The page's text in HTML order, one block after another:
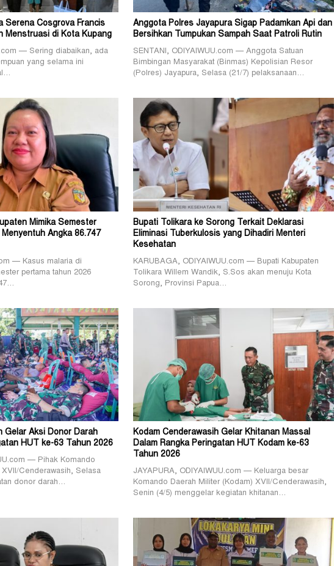
Serena Cosgrova Francis
Menstruasi di Kota Kupang
— Sering diabaikan, ada
yang selama ini
Anggota Polres Jayapura Sigap Padamkan Api dan
Bersihkan Tumpukan Sampah Saat Patroli Rutin
SENTANI, ODIYAIWUU.com — Anggota Satuan
Bimbingan Masyarakat (Binmas) Kepolisian Resor
(Polres) Jayapura, Selasa (21/7) pelaksanaan…
Mimika Semester
Angka 86.747
— Kasus malaria di
pertama tahun 2026
Bupati Tolikara ke Sorong Terkait Deklarasi
Eliminasi Tuberkulosis yang Dihadiri Menteri
Kesehatan
KARUBAGA, ODIYAIWUU.com — Bupati Kabupaten
Tolikara Willem Wandik, S.Sos akan menuju Kota
Sorong, Provinsi Papua…
Gelar Aksi Donor Darah
HUT ke-63 Tahun 2026
— Pihak Komando
Cenderawasih, Selasa
donor darah…
Kodam Cenderawasih Gelar Khitanan Massal
Dalam Rangka Peringatan HUT Kodam ke-63
Tahun 2026
JAYAPURA, ODIYAIWUU.com — Keluarga besar
Komando Daerah Militer (Kodam) XVII/Cenderawasih,
Senin (4/5) menggelar kegiatan khitanan…